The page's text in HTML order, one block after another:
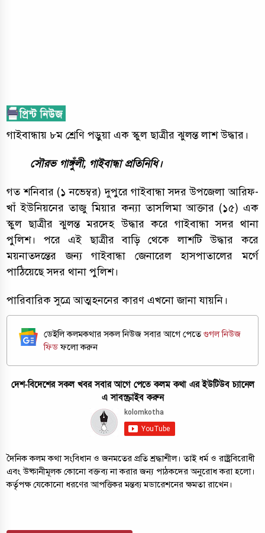
গাইবান্ধায় ৮ম শ্রেণি পড়ুয়া এক স্কুল ছাত্রীর ঝুলন্ত লাশ উদ্ধার।
সৌরভ গাঙ্গুঁলী, গাইবান্ধা প্রতিনিধি।
গত শনিবার (১ নভেম্বর) দুপুরে গাইবান্ধা সদর উপজেলা আরিফ-
খাঁ ইউনিয়নের তাজু মিয়ার কন্যা তাসলিমা আক্তার (১৫) এক
স্কুল ছাত্রীর ঝুলন্ত মরদেহ উদ্ধার করে গাইবান্ধা সদর থানা
পুলিশ। পরে এই ছাত্রীর বাড়ি থেকে লাশটি উদ্ধার করে
ময়নাতদন্তের জন্য গাইবান্ধা জেনারেল হাসপাতালের মর্গে
পাঠিয়েছে সদর থানা পুলিশ।
পারিবারিক সুত্রে আত্মহননের কারণ এখনো জানা যায়নি।
ডেইলি কলমকথার সকল নিউজ সবার আগে পেতেগুগল নিউজ
ফিডফলো করুন
দেশ-বিদেশের সকল খবর সবার আগে পেতে কলম কথা এর ইউটিউব চ্যানেল
এ সাবস্ক্রাইব করুন
দৈনিক কলম কথা সংবিধান ও জনমতের প্রতি শ্রদ্ধাশীল। তাই ধর্ম ও রাষ্ট্রবিরোধী
এবং উষ্কানীমূলক কোনো বক্তব্য না করার জন্য পাঠকদের অনুরোধ করা হলো।
কর্তৃপক্ষ যেকোনো ধরণের আপত্তিকর মন্তব্য মডারেশনের ক্ষমতা রাখেন।